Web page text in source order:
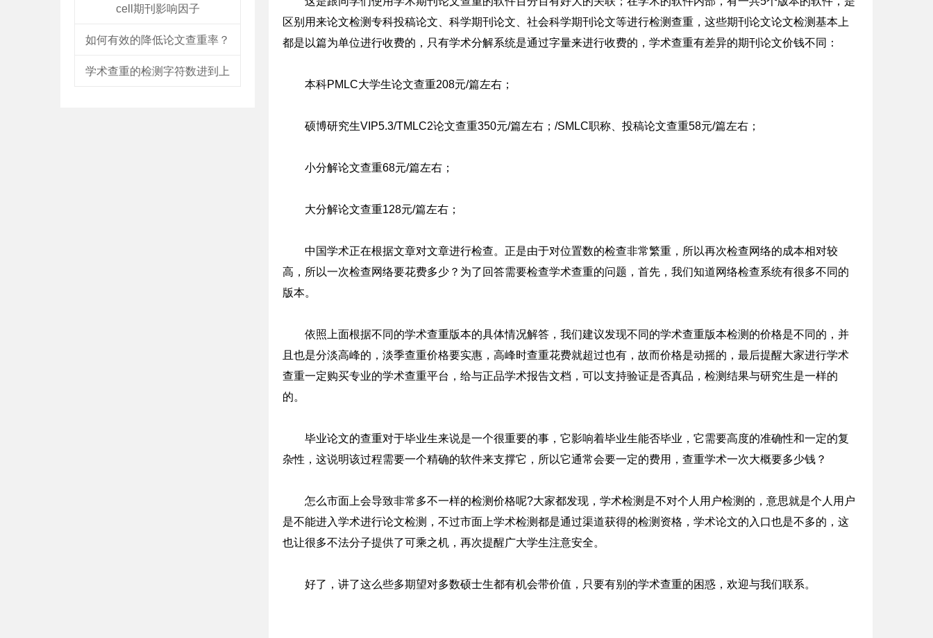
cell期刊影响因子
如何有效的降低论文查重率？
学术查重的检测字符数进到上
区别用来论文检测专科投稿论文、科学期刊论文、社会科学期刊论文等进行检测查重，这些期刊论文论文检测基本上
都是以篇为单位进行收费的，只有学术分解系统是通过字量来进行收费的，学术查重有差异的期刊论文价钱不同：
本科PMLC大学生论文查重208元/篇左右；
硕博研究生VIP5.3/TMLC2论文查重350元/篇左右；/SMLC职称、投稿论文查重58元/篇左右；
小分解论文查重68元/篇左右；
大分解论文查重128元/篇左右；
中国学术正在根据文章对文章进行检查。正是由于对位置数的检查非常繁重，所以再次检查网络的成本相对较
高，所以一次检查网络要花费多少？为了回答需要检查学术查重的问题，首先，我们知道网络检查系统有很多不同的
版本。
依照上面根据不同的学术查重版本的具体情况解答，我们建议发现不同的学术查重版本检测的价格是不同的，并
且也是分淡高峰的，淡季查重价格要实惠，高峰时查重花费就超过也有，故而价格是动摇的，最后提醒大家进行学术
查重一定购买专业的学术查重平台，给与正品学术报告文档，可以支持验证是否真品，检测结果与研究生是一样的
的。
毕业论文的查重对于毕业生来说是一个很重要的事，它影响着毕业生能否毕业，它需要高度的准确性和一定的复
杂性，这说明该过程需要一个精确的软件来支撑它，所以它通常会要一定的费用，查重学术一次大概要多少钱？
怎么市面上会导致非常多不一样的检测价格呢?大家都发现，学术检测是不对个人用户检测的，意思就是个人用户
是不能进入学术进行论文检测，不过市面上学术检测都是通过渠道获得的检测资格，学术论文的入口也是不多的，这
也让很多不法分子提供了可乘之机，再次提醒广大学生注意安全。
好了，讲了这么些多期望对多数硕士生都有机会带价值，只要有别的学术查重的困惑，欢迎与我们联系。